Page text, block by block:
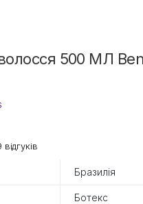
500 МЛ
відгуків
Бразилія
Ботекс